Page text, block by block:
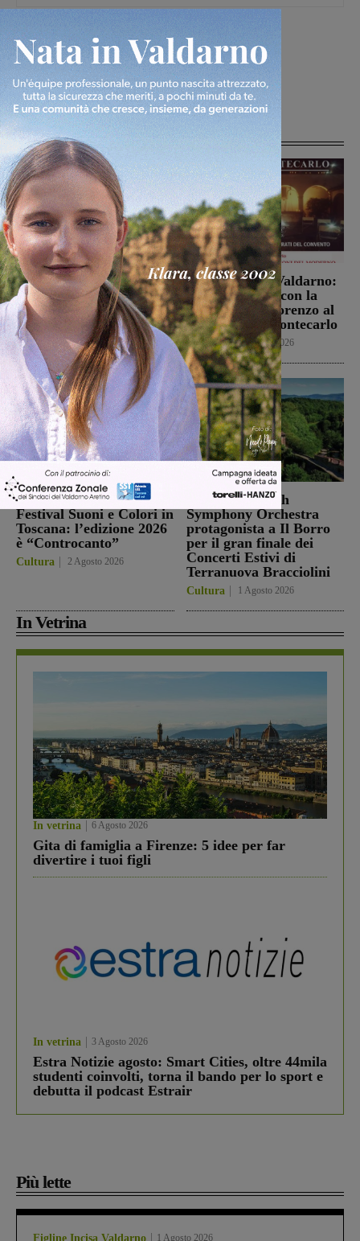
Articoli correlati
Figline, dal 4 all’8
settembre tornano le
Feste del Perdono con il
53° Palio di San Rocco
Cultura 5 Agosto 2026
San Giovanni Valdarno:
appuntamento con la
Notte di San Lorenzo al
Convento di Montecarlo
Cultura 3 Agosto 2026
Torna a Rignano il
Festival Suoni e Colori in
Toscana: l’edizione 2026
è “Controcanto”
Cultura 2 Agosto 2026
La Macao Youth
Symphony Orchestra
protagonista a Il Borro
per il gran finale dei
Concerti Estivi di
Terranuova Bracciolini
Cultura 1 Agosto 2026
In Vetrina
In vetrina 6 Agosto 2026
Gita di famiglia a Firenze: 5 idee per far
divertire i tuoi figli
In vetrina 3 Agosto 2026
Estra Notizie agosto: Smart Cities, oltre 44mila
studenti coinvolti, torna il bando per lo sport e
debutta il podcast Estrair
Più lette
Figline Incisa Valdarno 1 Agosto 2026
[rp4wp limit=4]